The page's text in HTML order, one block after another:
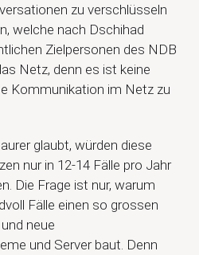
zu verschlüsseln
welche nach Dschihad
Zielpersonen des NDB
Netz, denn es ist keine
Kommunikation im Netz zu
glaubt, würden diese
nur in 12-14 Fälle pro Jahr
Die Frage ist nur, warum
Fälle einen so grossen
neue
und Server baut. Denn